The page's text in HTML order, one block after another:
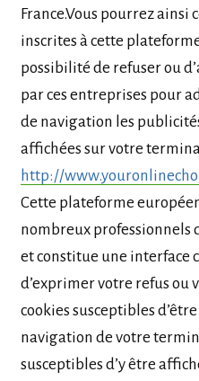
France.Vous pourrez
inscrites à cette
possibilité de refuser ou
par ces entreprises pour
de navigation les
affichées sur votre
http://
Cette plateforme
nombreux professionnels
et constitue une interface
d’exprimer votre refus ou
cookies susceptibles
navigation de votre
susceptibles d’y être